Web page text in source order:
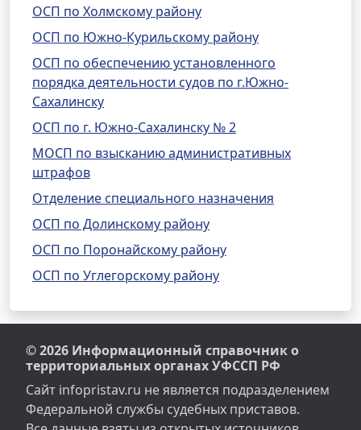
ОСП по Холмскому району
ОСП по Южно-Курильскому району
ОСП по обеспечению установленного
порядка деятельности судов по г.Южно-
Сахалинску
ОСП по г. Южно-Сахалинску № 2
МОСП по взысканию административных
штрафов
Отделение специального назначения
ОСП по Долинскому району
ОСП по Поронайскому району
ОСП по Углегорскому району
© 2026 Информационный справочник о
территориальных органах УФССП РФ
Сайт infopristav.ru не является подразделением
Федеральной службы судебных приставов.